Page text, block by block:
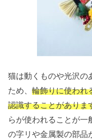
猫は動くものや光沢の
ため、輪飾りに使われ
認識することがありま
らが使われることが一
の字リや金属製の部品